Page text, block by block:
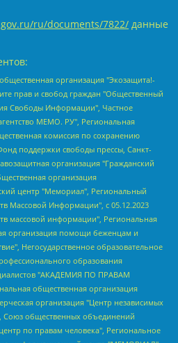
ru/documents/7822/ данные
ответственностью "Альтаир 2021", Общество с ограниченной ответственностью "Вега 2021", Общество с ограниченной ответственностью "Главный редактор 2021", Общество с ограниченной ответственностью "Ромашки монолит", Важенков Артем Валерьевич, Ивановская областная общественная организация "Центр гендерных исследований", Гурман Юрий Альбертович, Медиапроект "ОВД-Инфо", Егоров Владимир Владимирович, Жилинский Владимир Александрович, Общество с ограниченной ответственностью "ЗП", Иванова София Юрьевна, Карезина Инна Павловна, Кильтау Екатерина Викторовна, Петров Алексей Викторович, Пискунов Сергей Евгеньевич, Смирнов Сергей Сергеевич, Тихонов Михаил Сергеевич, Общество с ограниченной ответственностью "ЖУРНАЛИСТ-ИНОСТРАННЫЙ АГЕНТ", Арапова Галина Юрьевна, Вольтская Татьяна Анатольевна, Американская компания "Mason G.E.S. Anonymous Foundation" (США), являющаяся владельцем интернет-издания https://mnews.world/, Компания "Stichting Bellingcat", зарегистрированная в Нидерландах (дата регистрации 11.07.2018), Захаров Андрей Вячеславович, Клепиковская Екатерина Дмитриевна, Общество с ограниченной ответственностью "МЕМО", Перл Роман Александрович, Симонов Евгений Алексеевич, Соловьева Елена Анатольевна, Сотников Даниил Владимирович, Сурначева Елизавета Дмитриевна, Автономная некоммерческая организация по защите прав человека и информированию населения "Якутия – Наше Мнение", Общество с ограниченной ответственностью "Москоу диджитал медиа", с 26.01.2023 Общество с ограниченной ответственностью "Чайка Белые сады", Ветошкина Валерия Валерьевна, Заговора Максим Александрович, Межрегиональное общественное движение "Российская ЛГБТ - сеть", Оленичев Максим Владимирович, Павлов Иван Юрьевич, Скворцова Елена Сергеевна, Общество с ограниченной ответственностью "Как бы инагент", Кочетков Игорь Викторович, Общество с ограниченной ответственностью "Честные выборы", Еланчик Олег Александрович, Общество с ограниченной ответственностью "Нобелевский призыв", Гималова Регина Эмилевна, Григорьев Андрей Валерьевич, Григорьева Алина Александровна, Ассоциация по содействию защите прав призывников, альтернативнослужащих и военнослужащих "Правозащитная группа "Гражданин.Армия.Право", Хисамова Регина Фаритовна, Автономная некоммерческая организация по реализации социально-правовых программ "Лилит", Дальневосточное общественное движение "Маяк", Санкт-Петербургская ЛГБТ-инициативная группа "Выход", Инициативная группа ЛГБТ+ "Реверс", Алексеев Андрей Викторович, Бекбулатова Таисия Львовна, Беляев Иван Михайлович, Владыкина Елена Сергеевна, Гельман Марат Александрович, Никульшина Вероника Юрьевна, Толоконникова Надежда Андреевна, Шендерович Виктор Анатольевич, Общество с ограниченной ответственностью "Данное сообщение", Общество с ограниченной ответственностью Издательский дом "Новая глава", Айнбиндер Александра Александровна, Московский комьюнити-центр для ЛГБТ+инициатив, Благотворительный фонд развития филантропии, Deutsche Welle (Германия, Kurt-Schumacher-Strasse 3, 53113 Bonn), Борзунова Мария Михайловна, Воробьев Виктор Викторович, Голубева Анна Львовна, Константинова Алла Михайловна, Малкова Ирина Владимировна, Мурадов Мурад Абдулгалимович, Осетинская Елизавета Николаевна, Понасенков Евгений Николаевич, Ганапольский Матвей Юрьевич, Киселев Евгений Алексеевич, Борухович Ирина Григорьевна, Дремин Иван Тимофеевич, Дубровский Дмитрий Викторович, Красноярская региональная общественная организация поддержки и развития альтернативных образовательных технологий и межкультурных коммуникаций "ИНТЕРРА", Маяковская Екатерина Алексеевна, Фейгин Марк Захарович, Филимонов Андрей Викторович, Дзугкоева Регина Николаевна, Доброхотов Роман Александрович, Дудь Юрий Александрович, Елкин Сергей Владимирович, Кругликов Кирилл Игоревич, Сабунаева Мария Леонидовна, Семенов Алексей Владимирович, Шаинян Карен Багратович, Шульман Екатерина Михайловна, Асафьев Артур Валерьевич, Вахштайн Виктор Семенович, Венедиктов Алексей Алексеевич, Лушникова Екатерина Евгеньевна, Волков Леонид Михайлович, Невзоров Александр Глебович, Пархоменко Сергей Борисович, Сироткин Ярослав Николаевич, Кара-Мурза Владимир Владимирович, Баранова Наталья Владимировна, Гозман Леонид Яковлевич, Кагарлицкий Борис Юльевич, Климарев Михаил Валерьевич, Милов Владимир Станиславович, Автономная некоммерческая организация Краснодарский центр современного искусства "Типография", Моргенштерн Алишер Тагирович, Соболь Любовь Эдуардовна, Общество с ограниченной ответственностью "ЛИЗА НОРМ", Каспаров Гарри Кимович, Ходорковский Михаил Борисович, Общество с ограниченной ответственностью "Апрельские тезисы", Данилович Ирина Брониславовна, Кашин Олег Владимирович, Петров Николай Владимирович, Пивоваров Алексей Владимирович, Соколов Михаил Владимирович, Цветкова Юлия Владимировна, Чичваркин Евгений Александрович, Комитет против пыток/Команда против пыток, Общество с ограниченной ответственностью "Первый научный", Общество с ограниченной ответственностью "Вертолет и ко", Белоцерковская Вероника Борисовна, Кац Максим Евгеньевич, Лазарева Татьяна Юрьевна, Шаведдинов Руслан Табризович, Яшин Илья Валерьевич, Общество с ограниченной ответственностью "Иноагент ААВ", Алешковский Дмитрий Петрович, Альбац Евгения Марковна, Быков Дмитрий Львович, Галямина Юлия Евгеньевна, Лойко Сергей Леонидович, Мартынов Кирилл Константинович, Медведев Сергей Александрович, Крашенинников Федор Геннадиевич, Гордеева Катерина Вл